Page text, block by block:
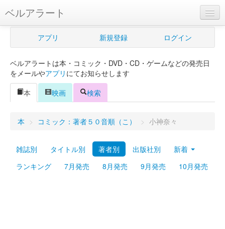
ベルアラート
ベルアラートとは
新規登録
ログイン
Myシェルフ
プレミアム
アプリ 新規登録 ログイン
ベルアラートは本・コミック・DVD・CD・ゲームなどの発売日
をメールやアプリ にてお知らせします
本
映画 検索
本 > コミック：著者５０音順（こ） > 小神奈々
雑誌別 タイトル別 著者別 出版社別
新着
ランキング
7月発売 8月発売 9月発売 10月発売